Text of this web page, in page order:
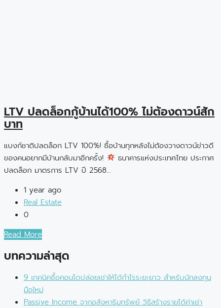
LTV ปลดล็อกกู้บ้านได้100% ไม่ต้องดาวน์สัก
บาท
แบงก์ชาติปลดล็อก LTV 100%! ซื้อบ้านทุกหลังไม่ต้องวางดาวน์ข่าวดี
ของคนอยากมีบ้านกลับมาอีกครั้ง!
ธนาคารแห่งประเทศไทย ประกาศ
ปลดล็อก มาตรการ LTV ปี 2568...
1 year ago
Real Estate
0
Read More
บทความล่าสุด
9 เทคนิคซื้อคอนโดปล่อยเช่าให้ได้กำไรระยะยาว สำหรับนักลงทุน
มือใหม่
Passive Income จากอสังหาริมทรัพย์ วิธีสร้างรายได้ค่าเช่า